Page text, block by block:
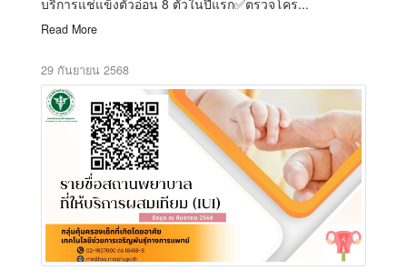
Read More
29 กันยายน 2568